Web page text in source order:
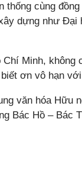
cùng
dựng như Đại
Minh, không
ơn vô hạn
văn hóa Hữu
Bác Hồ – Bác